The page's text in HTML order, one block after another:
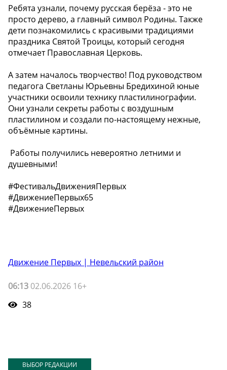
Ребята узнали, почему русская берёза - это не
просто дерево, а главный символ Родины. Также
дети познакомились с красивыми традициями
праздника Святой Троицы, который сегодня
отмечает Православная Церковь.
А затем началось творчество! Под руководством
педагога Светланы Юрьевны Бредихиной юные
участники освоили технику пластилинографии.
Они узнали секреты работы с воздушным
пластилином и создали по-настоящему нежные,
объёмные картины.
️ Работы получились невероятно летними и
душевными!
#ФестивальДвиженияПервых
#ДвижениеПервых65
#ДвижениеПервых
Движение Первых | Невельский район
06:13 02.06.2026 16+
38
ВЫБОР РЕДАКЦИИ